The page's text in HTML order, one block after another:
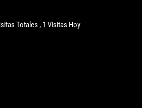
Totales, 1 Visitas Hoy